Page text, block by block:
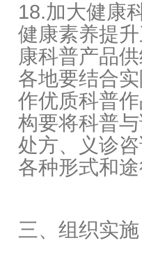
18.加大健康
健康素养提
康科普产品
各地要结合
作优质科普
构要将科普
处方、义诊
各种形式和
三、组织实施